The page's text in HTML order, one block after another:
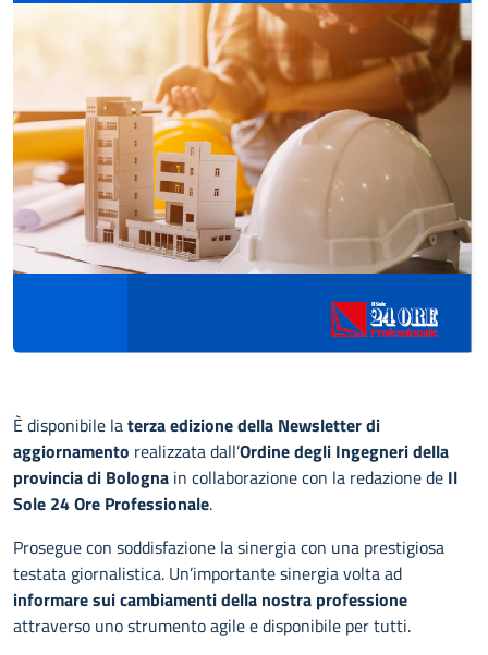
È disponibile laterza edizione della Newsletterdi
aggiornamento realizzata dall’Ordine degli Ingegneri della
provincia di Bologna in collaborazione con la redazione de Il
Sole 24 Ore Professionale.
Prosegue con soddisfazione la sinergia con una prestigiosa
testata giornalistica. Un’importante sinergia volta ad
informare sui cambiamenti della nostra professione
attraverso uno strumento agile e disponibile per tutti.